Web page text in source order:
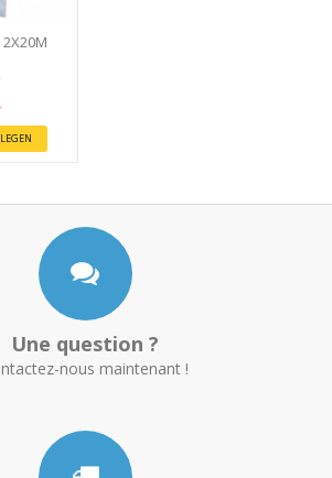
2X20M
Une question ?
nous maintenant !